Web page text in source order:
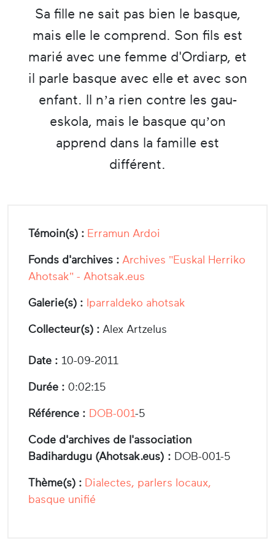
Sa fille ne sait pas bien le basque,
mais elle le comprend. Son fils est
marié avec une femme d'Ordiarp, et
il parle basque avec elle et avec son
enfant. Il n’a rien contre les gau-
eskola, mais le basque qu’on
apprend dans la famille est
différent.
Témoin(s) : Erramun Ardoi
Fonds d'archives : Archives "Euskal Herriko
Ahotsak" - Ahotsak.eus
Galerie(s) : Iparraldeko ahotsak
Collecteur(s) : Alex Artzelus
Date : 10-09-2011
Durée : 0:02:15
Référence : DOB-001-5
Code d'archives de l'association
Badihardugu (Ahotsak.eus) : DOB-001-5
Thème(s) : Dialectes, parlers locaux,
basque unifié